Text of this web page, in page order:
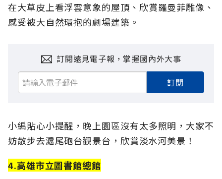
在大草皮上看浮雲意象的屋頂、欣賞羅曼菲雕像、
感受被大自然環抱的劇場建築。
訂閱遠見電子報，掌握國內外大事
訂閱
小編貼心小提醒，晚上園區沒有太多照明，大家不
妨散步去滬尾砲台觀景台，欣賞淡水河美景！
4.高雄市立圖書館總館